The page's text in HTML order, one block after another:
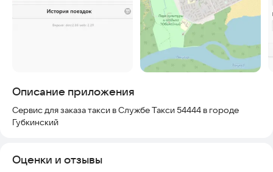
Описание приложения
Сервис для заказа такси в Службе Такси 54444 в городе
Губкинский
Оценки и отзывы